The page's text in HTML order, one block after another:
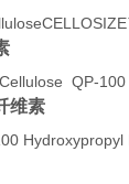
QP-100
维素
Hydroxypropyl